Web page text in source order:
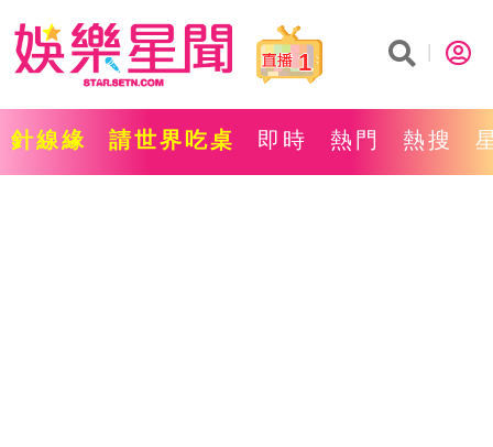
1
針線緣 請世界吃桌 即時 熱門 熱搜